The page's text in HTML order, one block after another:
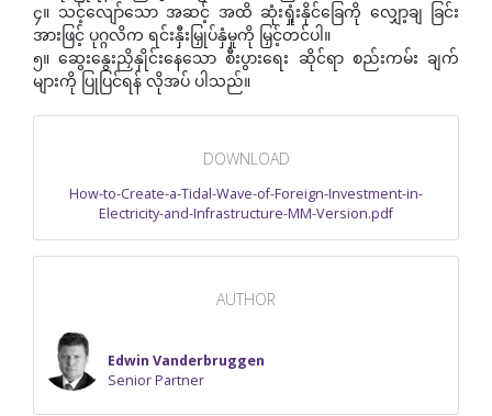
၄။ သင့်လျော်သော အဆင့် အထိ ဆုံးရှုံးနိုင်ခြေကို လျှော့ချ ခြင်း
အားဖြင့် ပုဂ္ဂလိက ရင်းနှီးမြှုပ်နှံမှုကို မြှင့်တင်ပါ။
၅။ ဆွေးနွေးညှိနှိုင်းနေသော စီးပွားရေး ဆိုင်ရာ စည်းကမ်း ချက်
များကို ပြုပြင်ရန် လိုအပ် ပါသည်။
DOWNLOAD
How-to-Create-a-Tidal-Wave-of-Foreign-Investment-in-
Electricity-and-Infrastructure-MM-Version.pdf
AUTHOR
Edwin Vanderbruggen
Senior Partner